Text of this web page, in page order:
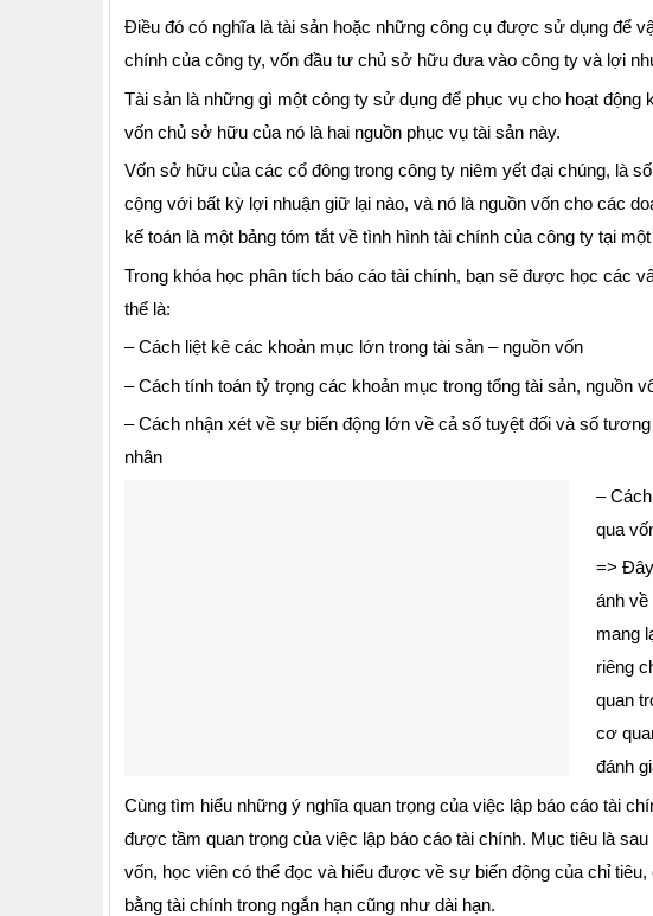
Điều đó có nghĩa là tài sản hoặc những công cụ được sử dụng để
chính của công ty, vốn đầu tư chủ sở hữu đưa vào công ty và lợi
Tài sản là những gì một công ty sử dụng để phục vụ cho hoạt động
vốn chủ sở hữu của nó là hai nguồn phục vụ tài sản này.
Vốn sở hữu của các cổ đông trong công ty niêm yết đại chúng, là
cộng với bất kỳ lợi nhuận giữ lại nào, và nó là nguồn vốn cho các
kế toán là một bảng tóm tắt về tình hình tài chính của công ty tại
Trong khóa học phân tích báo cáo tài chính, bạn sẽ được học các
thể là:
– Cách liệt kê các khoản mục lớn trong tài sản – nguồn vốn
– Cách tính toán tỷ trọng các khoản mục trong tổng tài sản, nguồn
– Cách nhận xét về sự biến động lớn về cả số tuyệt đối và số
nhân
–
qua
=>
ánh về
mang
riêng
quan
cơ
đánh
Cùng tìm hiểu những ý nghĩa quan trọng của việc lập báo cáo tài
được tầm quan trọng của việc lập báo cáo tài chính. Mục tiêu là
vốn, học viên có thể đọc và hiểu được về sự biến động của chỉ
bằng tài chính trong ngắn hạn cũng như dài hạn.